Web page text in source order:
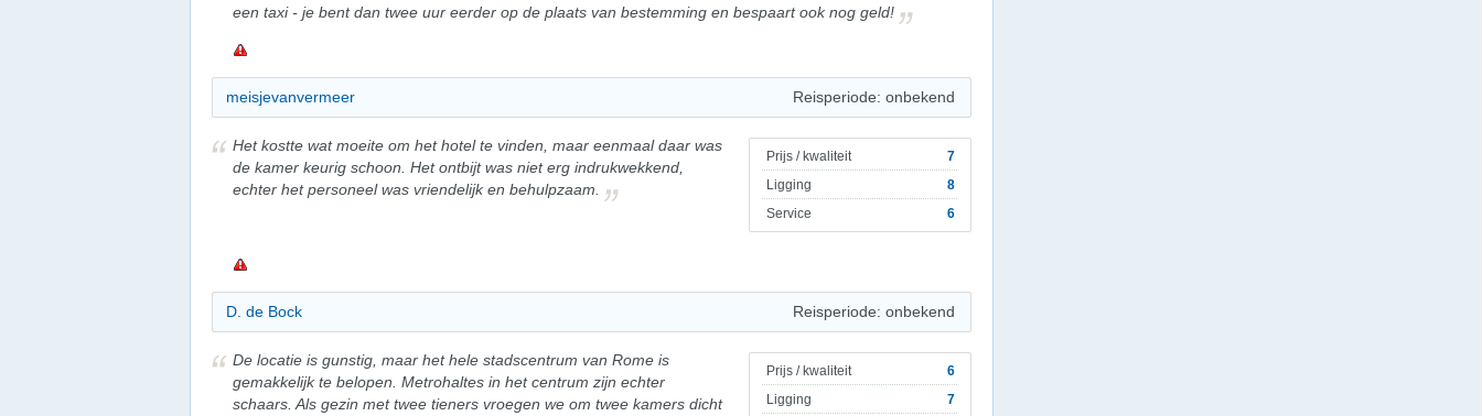
een taxi - je bent dan twee uur eerder op de plaats van bestemming en bespaart ook nog geld!
meisjevanvermeer Reisperiode: onbekend
Prijs / kwaliteit
7
Ligging
8
Service
6
Het kostte wat moeite om het hotel te vinden, maar eenmaal daar was
de kamer keurig schoon. Het ontbijt was niet erg indrukwekkend,
echter het personeel was vriendelijk en behulpzaam.
D. de Bock Reisperiode: onbekend
Prijs / kwaliteit
6
Ligging
7
De locatie is gunstig, maar het hele stadscentrum van Rome is
gemakkelijk te belopen. Metrohaltes in het centrum zijn echter
schaars. Als gezin met twee tieners vroegen we om twee kamers dicht